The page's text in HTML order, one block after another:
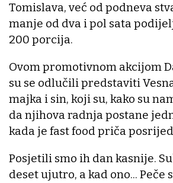
Tomislava, već od podneva
manje od dva i pol sata
200 porcija.
Ovom promotivnom akcijom
su se odlučili predstaviti
majka i sin, koji su, kako su
da njihova radnja postane
kada je fast food priča
Posjetili smo ih dan kasnije.
deset ujutro, a kad ono... Peče